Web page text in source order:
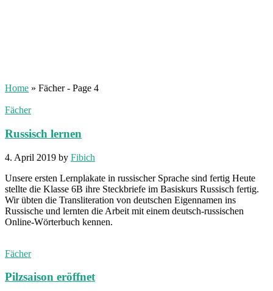
Home » Fächer- Page 4
Fächer
Russisch lernen
4. April 2019 by Fibich
Unsere ersten Lernplakate in russischer Sprache sind fertig Heute
stellte die Klasse 6B ihre Steckbriefe im Basiskurs Russisch fertig.
Wir übten die Transliteration von deutschen Eigennamen ins
Russische und lernten die Arbeit mit einem deutsch-russischen
Online-Wörterbuch kennen.
Fächer
Pilzsaison eröffnet